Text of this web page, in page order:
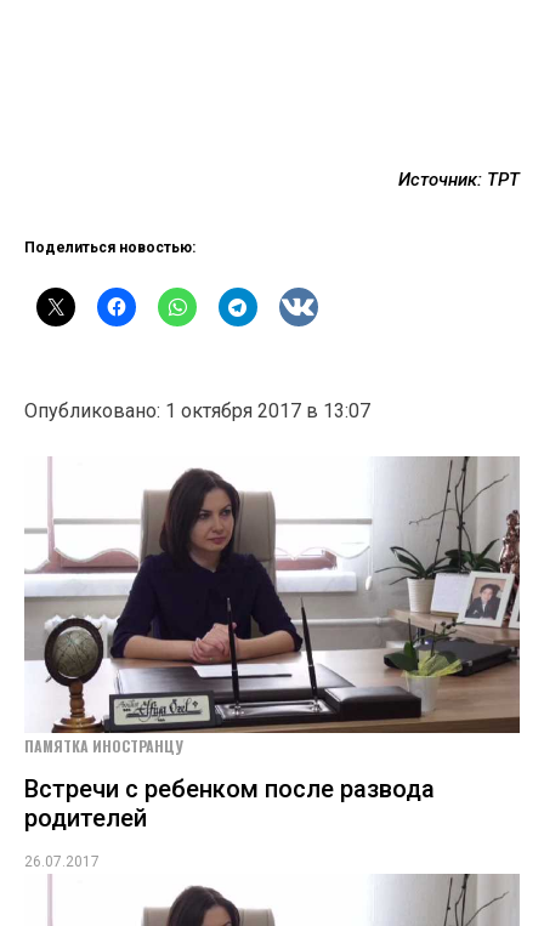
Источник: ТРТ
Поделиться новостью:
Опубликовано: 1 октября 2017 в 13:07
ПАМЯТКА ИНОСТРАНЦУ
Встречи с ребенком после развода
родителей
26.07.2017